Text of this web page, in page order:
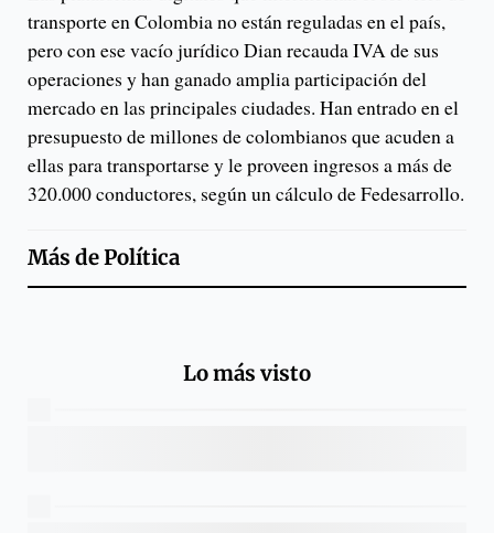
transporte en Colombia no están reguladas en el país,
pero con ese vacío jurídico Dian recauda IVA de sus
operaciones y han ganado amplia participación del
mercado en las principales ciudades. Han entrado en el
presupuesto de millones de colombianos que acuden a
ellas para transportarse y le proveen ingresos a más de
320.000 conductores, según un cálculo de Fedesarrollo.
Más dePolítica
Lo más visto